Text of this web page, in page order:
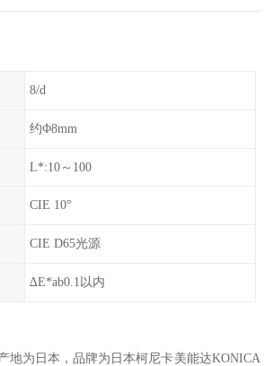
8/d
约Φ8mm
L*:10～100
CIE 10°
CIE D65光源
∆E*ab0.1以内
地为日本，品牌为日本柯尼卡美能达KONICA